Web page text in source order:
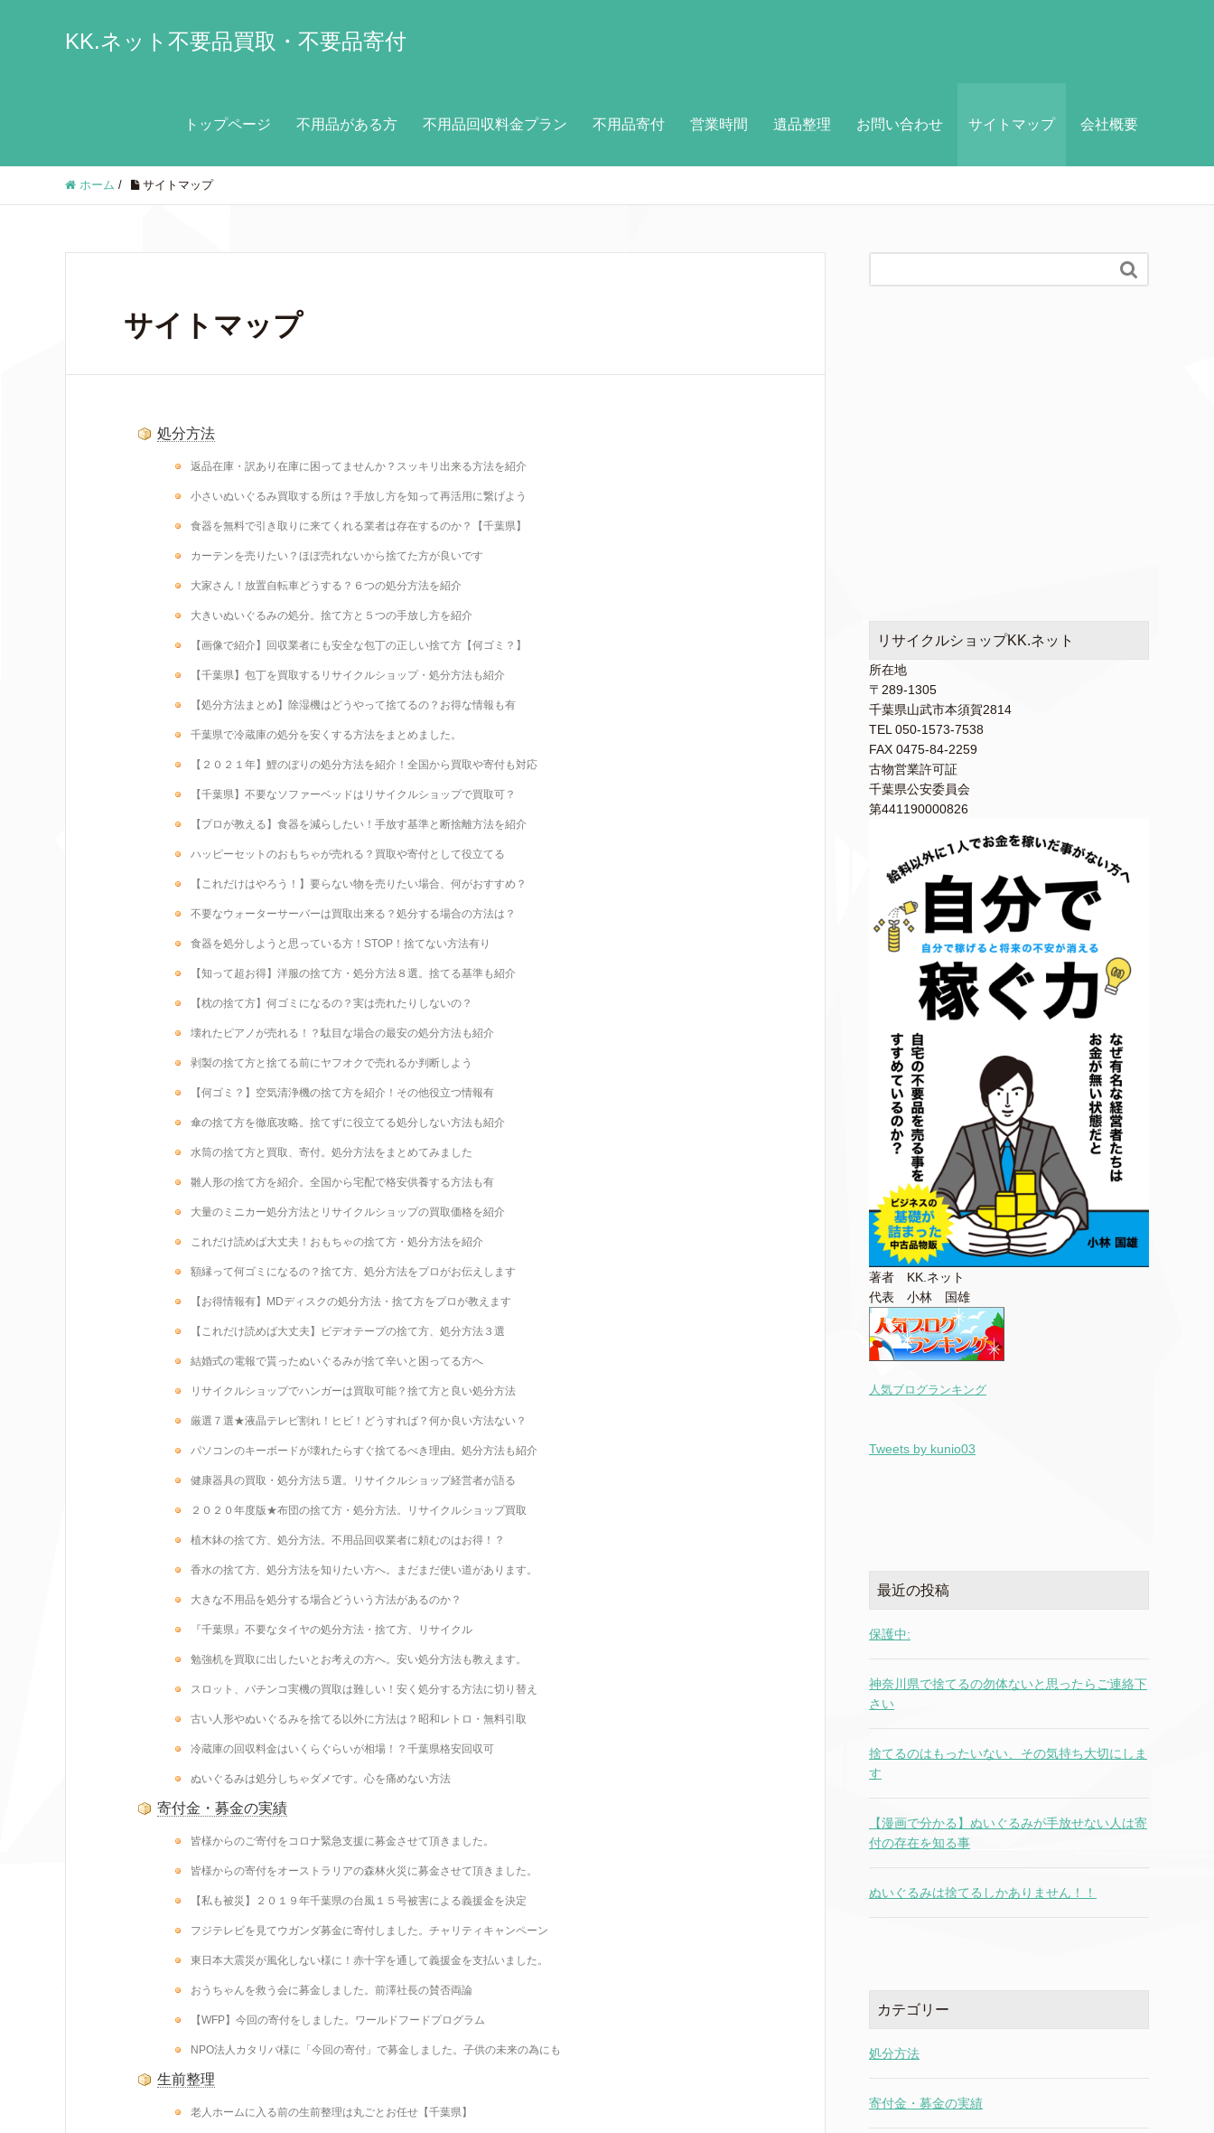
KK.ネット不要品買取・不要品寄付
トップページ 不用品がある方 不用品回収料金プラン 不用品寄付 営業時間 遺品整理 お問い合わせ サイトマップ 会社概要
ホーム / サイトマップ
サイトマップ
処分方法
返品在庫・訳あり在庫に困ってませんか？スッキリ出来る方法を紹介
小さいぬいぐるみ買取する所は？手放し方を知って再活用に繋げよう
食器を無料で引き取りに来てくれる業者は存在するのか？【千葉県】
カーテンを売りたい？ほぼ売れないから捨てた方が良いです
大家さん！放置自転車どうする？６つの処分方法を紹介
大きいぬいぐるみの処分。捨て方と５つの手放し方を紹介
【画像で紹介】回収業者にも安全な包丁の正しい捨て方【何ゴミ？】
【千葉県】包丁を買取するリサイクルショップ・処分方法も紹介
【処分方法まとめ】除湿機はどうやって捨てるの？お得な情報も有
千葉県で冷蔵庫の処分を安くする方法をまとめました。
【２０２１年】鯉のぼりの処分方法を紹介！全国から買取や寄付も対応
【千葉県】不要なソファーベッドはリサイクルショップで買取可？
【プロが教える】食器を減らしたい！手放す基準と断捨離方法を紹介
ハッピーセットのおもちゃが売れる？買取や寄付として役立てる
【これだけはやろう！】要らない物を売りたい場合、何がおすすめ？
不要なウォーターサーバーは買取出来る？処分する場合の方法は？
食器を処分しようと思っている方！STOP！捨てない方法有り
【知って超お得】洋服の捨て方・処分方法８選。捨てる基準も紹介
【枕の捨て方】何ゴミになるの？実は売れたりしないの？
壊れたピアノが売れる！？駄目な場合の最安の処分方法も紹介
剥製の捨て方と捨てる前にヤフオクで売れるか判断しよう
【何ゴミ？】空気清浄機の捨て方を紹介！その他役立つ情報有
傘の捨て方を徹底攻略。捨てずに役立てる処分しない方法も紹介
水筒の捨て方と買取、寄付。処分方法をまとめてみました
雛人形の捨て方を紹介。全国から宅配で格安供養する方法も有
大量のミニカー処分方法とリサイクルショップの買取価格を紹介
これだけ読めば大丈夫！おもちゃの捨て方・処分方法を紹介
額縁って何ゴミになるの？捨て方、処分方法をプロがお伝えします
【お得情報有】MDディスクの処分方法・捨て方をプロが教えます
【これだけ読めば大丈夫】ビデオテープの捨て方、処分方法３選
結婚式の電報で貰ったぬいぐるみが捨て辛いと困ってる方へ
リサイクルショップでハンガーは買取可能？捨て方と良い処分方法
厳選７選★液晶テレビ割れ！ヒビ！どうすれば？何か良い方法ない？
パソコンのキーボードが壊れたらすぐ捨てるべき理由。処分方法も紹介
健康器具の買取・処分方法５選。リサイクルショップ経営者が語る
２０２０年度版★布団の捨て方・処分方法。リサイクルショップ買取
植木鉢の捨て方、処分方法。不用品回収業者に頼むのはお得！？
香水の捨て方、処分方法を知りたい方へ。まだまだ使い道があります。
大きな不用品を処分する場合どういう方法があるのか？
『千葉県』不要なタイヤの処分方法・捨て方、リサイクル
勉強机を買取に出したいとお考えの方へ。安い処分方法も教えます。
スロット、パチンコ実機の買取は難しい！安く処分する方法に切り替え
古い人形やぬいぐるみを捨てる以外に方法は？昭和レトロ・無料引取
冷蔵庫の回収料金はいくらぐらいが相場！？千葉県格安回収可
ぬいぐるみは処分しちゃダメです。心を痛めない方法
寄付金・募金の実績
皆様からのご寄付をコロナ緊急支援に募金させて頂きました。
皆様からの寄付をオーストラリアの森林火災に募金させて頂きました。
【私も被災】２０１９年千葉県の台風１５号被害による義援金を決定
フジテレビを見てウガンダ募金に寄付しました。チャリティキャンペーン
東日本大震災が風化しない様に！赤十字を通して義援金を支払いました。
おうちゃんを救う会に募金しました。前澤社長の賛否両論
【WFP】今回の寄付をしました。ワールドフードプログラム
NPO法人カタリバ様に「今回の寄付」で募金しました。子供の未来の為にも
生前整理
老人ホームに入る前の生前整理は丸ごとお任せ【千葉県】

リサイクルショップKK.ネット
所在地
〒289-1305
千葉県山武市本須賀2814
TEL 050-1573-7538
FAX 0475-84-2259
古物営業許可証
千葉県公安委員会
第441190000826
著者 KK.ネット
代表 小林 国雄
人気ブログランキング
Tweets by kunio03
最近の投稿
保護中:
神奈川県で捨てるの勿体ないと思ったらご連絡下
さい
捨てるのはもったいない、その気持ち大切にしま
す
【漫画で分かる】ぬいぐるみが手放せない人は寄
付の存在を知る事
ぬいぐるみは捨てるしかありません！！
カテゴリー
処分方法
寄付金・募金の実績